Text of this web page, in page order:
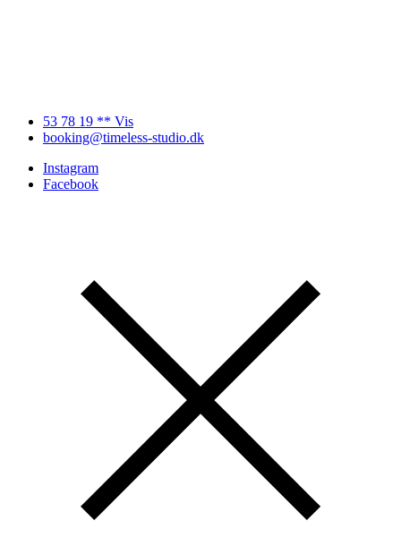
53 78 19 ** Vis
booking@timeless-studio.dk
Instagram
Facebook